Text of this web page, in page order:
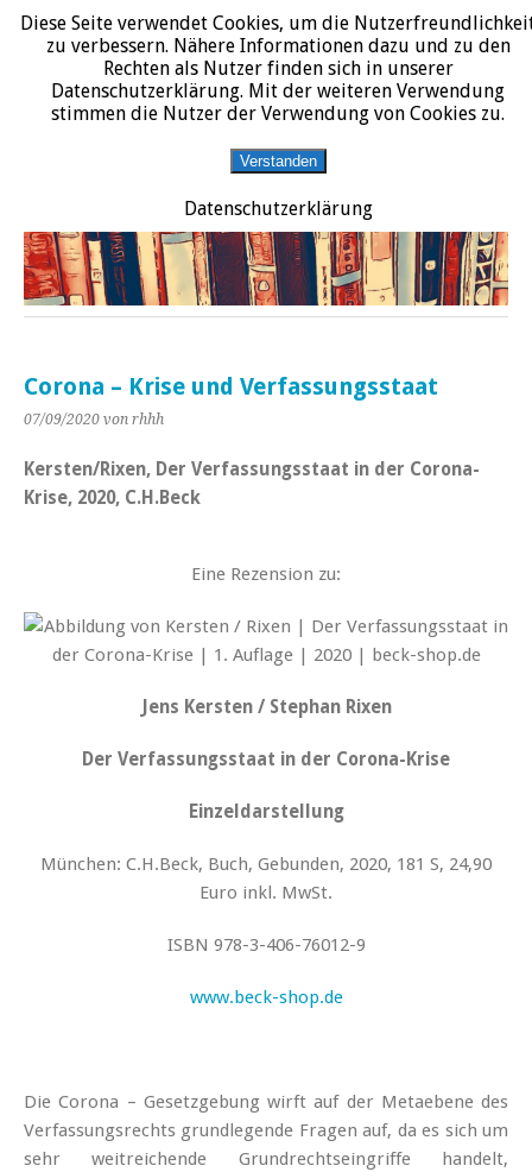
START DATENSCHUTZERKLÄRUNG IMPRESSUM ÜBER JURALIT
JURALIT
Rezensionen juristischer Literatur
Corona – Krise und Verfassungsstaat
07/09/2020 von rhhh
Kersten/Rixen, Der Verfassungsstaat in der Corona-
Krise, 2020, C.H.Beck
Eine Rezension zu:
Jens Kersten / Stephan Rixen
Der Verfassungsstaat in der Corona-Krise
Einzeldarstellung
München: C.H.Beck, Buch, Gebunden, 2020, 181 S, 24,90
Euro inkl. MwSt.
ISBN 978-3-406-76012-9
www.beck-shop.de
Die Corona – Gesetzgebung wirft auf der Metaebene des
Verfassungsrechts grundlegende Fragen auf, da es sich um
sehr weitreichende Grundrechtseingriffe handelt,
Diese Seite verwendet Cookies, um die
zu verbessern. Nähere Informationen dazu und zu den
Rechten als Nutzer finden sich in unserer
Datenschutzerklärung. Mit der weiteren Verwendung
stimmen die Nutzer der Verwendung von Cookies zu.
Verstanden
Datenschutzerklärung